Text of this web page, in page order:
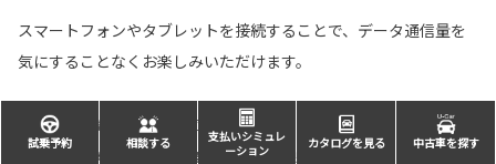
スマートフォンやタブレットを接続することで、データ通信量を
気にすることなくお楽しみいただけます。
＊1. Wi-Fi®接続機器は10台まで同時接続可能です。 ＊2. 直近3日間（当日は含みま
せん）で6GB以上の通信をした場合、終日速度制限がかかることがあります。 ＊3.
試乗予約 相談する
支払いシミュレ
ーション
カタログを見る 中古車を探す